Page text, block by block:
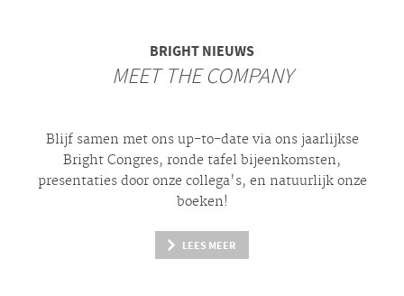
BRIGHTNIEUWS
MEET THE COMPANY
Blijf samen met ons up-to-date via ons jaarlijkse
Bright Congres, ronde tafel bijeenkomsten,
presentaties door onze collega's, en natuurlijk onze
boeken!
LEES MEER